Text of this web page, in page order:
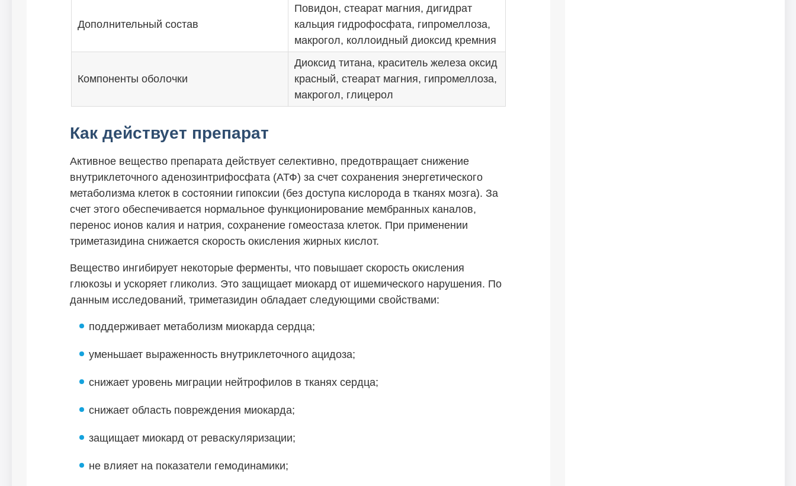
Дополнительный состав
Повидон, стеарат магния, дигидрат
кальция гидрофосфата, гипромеллоза,
макрогол, коллоидный диоксид кремния
Компоненты оболочки
Диоксид титана, краситель железа оксид
красный, стеарат магния, гипромеллоза,
макрогол, глицерол
Как действует препарат
Активное вещество препарата действует селективно, предотвращает снижение
внутриклеточного аденозинтрифосфата (АТФ) за счет сохранения энергетического
метаболизма клеток в состоянии гипоксии (без доступа кислорода в тканях мозга). За
счет этого обеспечивается нормальное функционирование мембранных каналов,
перенос ионов калия и натрия, сохранение гомеостаза клеток. При применении
триметазидина снижается скорость окисления жирных кислот.
Вещество ингибирует некоторые ферменты, что повышает скорость окисления
глюкозы и ускоряет гликолиз. Это защищает миокард от ишемического нарушения. По
данным исследований, триметазидин обладает следующими свойствами:
поддерживает метаболизм миокарда сердца;
уменьшает выраженность внутриклеточного ацидоза;
снижает уровень миграции нейтрофилов в тканях сердца;
снижает область повреждения миокарда;
защищает миокард от реваскуляризации;
не влияет на показатели гемодинамики;